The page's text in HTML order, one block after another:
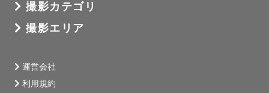
撮影カテゴリ
撮影エリア
運営会社
利用規約